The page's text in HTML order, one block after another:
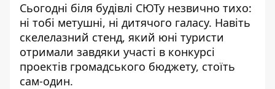
Сьогодні біля будівлі СЮТу незвично тихо:
ні тобі метушні, ні дитячого галасу. Навіть
скелелазний стенд, який юні туристи
отримали завдяки участі в конкурсі
проектів громадського бюджету, стоїть
сам-один.